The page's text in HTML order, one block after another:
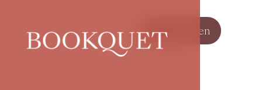
Jetzt buchen